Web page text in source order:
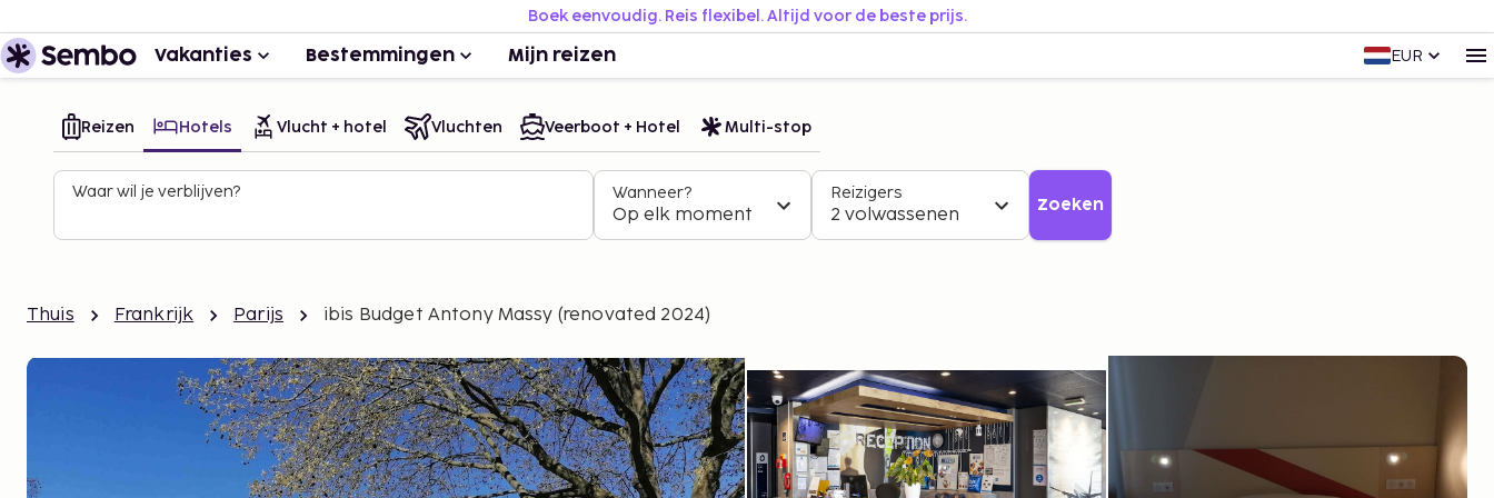
Boek eenvoudig. Reis flexibel. Altijd voor de beste prijs.
Vakanties Bestemmingen Mijn reizen EUR
Reizen Hotels Vlucht + hotel Vluchten Veerboot + Hotel Multi-stop
Waar wil je verblijven? Wanneer?
Op elk moment
Reizigers
2 volwassenen Zoeken
Thuis Frankrijk Parijs ibis Budget Antony Massy (renovated 2024)